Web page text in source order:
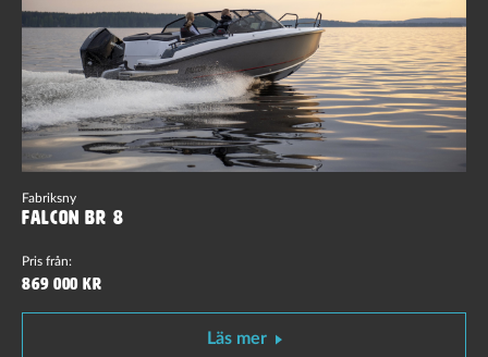
Fabriksny
Falcon BR 8
Pris från:
869 000 kr
Läs mer